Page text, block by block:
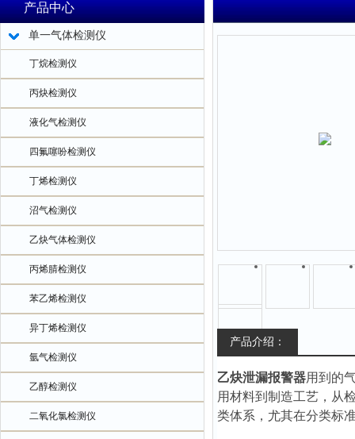
产品中心
单一气体检测仪
丁烷检测仪
丙炔检测仪
液化气检测仪
四氟噻吩检测仪
丁烯检测仪
沼气检测仪
乙炔气体检测仪
丙烯腈检测仪
苯乙烯检测仪
异丁烯检测仪
氩气检测仪
乙醇检测仪
二氧化氯检测仪
产品介绍：
乙炔泄漏报警器用到的
用材料到制造工艺，从
类体系，尤其在分类标